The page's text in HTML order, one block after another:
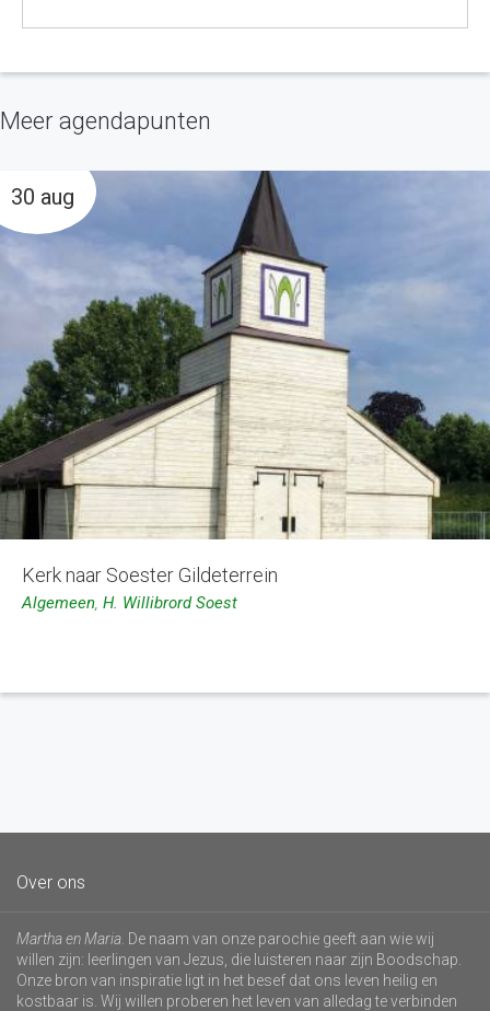
Meer agendapunten
Kerk naar Soester Gildeterrein
Algemeen H. Willibrord Soest
30 aug
Over ons
Martha en Maria . De naam van onze parochie geeft aan wie wij
willen zijn: leerlingen van Jezus, die luisteren naar zijn Boodschap.
Onze bron van inspiratie ligt in het besef dat ons leven heilig en
kostbaar is. Wij willen proberen het leven van alledag te verbinden